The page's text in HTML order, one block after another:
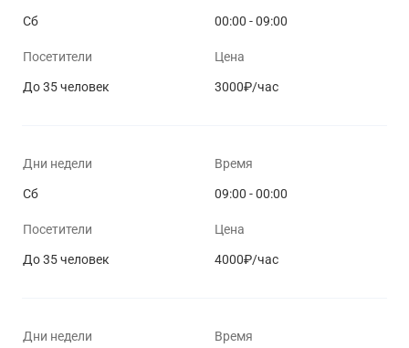
Сб 00:00 - 09:00
Посетители
До 35 человек
Цена
3000₽/час
Дни недели
Сб
Время
09:00 - 00:00
Посетители
До 35 человек
Цена
4000₽/час
Дни недели Время